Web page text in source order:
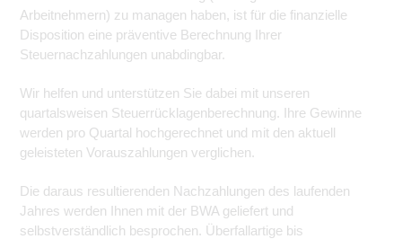
Arbeitnehmern) zu managen haben, ist für die finanzielle
Disposition eine präventive Berechnung Ihrer
Steuernachzahlungen unabdingbar.
Wir helfen und unterstützen Sie dabei mit unseren
quartalsweisen Steuerrücklagenberechnung. Ihre Gewinne
werden pro Quartal hochgerechnet und mit den aktuell
geleisteten Vorauszahlungen verglichen.
Die daraus resultierenden Nachzahlungen des laufenden
Jahres werden Ihnen mit der BWA geliefert und
selbstverständlich besprochen. Überfallartige bis